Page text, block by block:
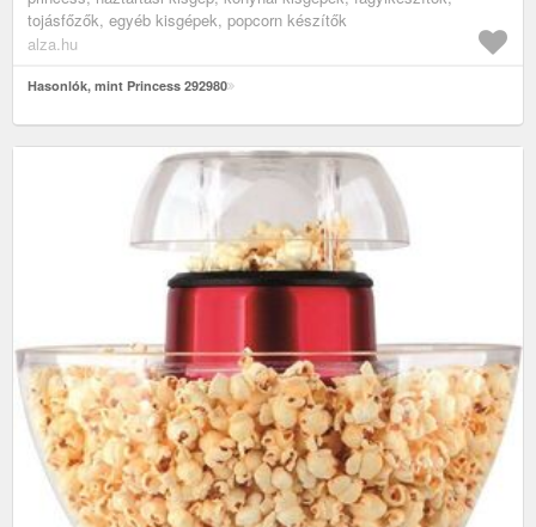
tojásfőzők, egyéb kisgépek, popcorn készítők
alza.hu
Hasonlók, mint Princess 292980